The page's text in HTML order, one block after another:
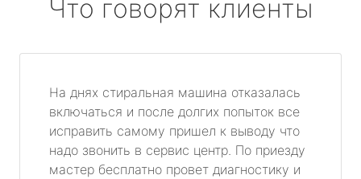
Что говорят клиенты
На днях стиральная машина отказалась
включаться и после долгих попыток все
исправить самому пришел к выводу что
надо звонить в сервис центр. По приезду
мастер бесплатно провет диагностику и